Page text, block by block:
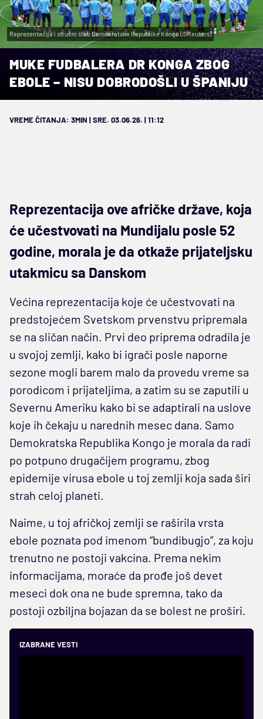
Reprezentacija i stručni štab Demokratske Republike Kongo (©Reuters)
MUKE FUDBALERA DR KONGA ZBOG
EBOLE – NISU DOBRODOŠLI U ŠPANIJU
VREME ČITANJA: 3MIN | SRE. 03.06.26. | 11:12
Reprezentacija ove afričke države, koja
će učestvovati na Mundijalu posle 52
godine, morala je da otkaže prijateljsku
utakmicu sa Danskom
Većina reprezentacija koje će učestvovati na
predstojećem Svetskom prvenstvu pripremala
se na sličan način. Prvi deo priprema odradila je
u svojoj zemlji, kako bi igrači posle naporne
sezone mogli barem malo da provedu vreme sa
porodicom i prijateljima, a zatim su se zaputili u
Severnu Ameriku kako bi se adaptirali na uslove
koje ih čekaju u narednih mesec dana. Samo
Demokratska Republika Kongo je morala da radi
po potpuno drugačijem programu, zbog
epidemije virusa ebole u toj zemlji koja sada širi
strah celoj planeti.
Naime, u toj afričkoj zemlji se raširila vrsta
ebole poznata pod imenom “bundibugjo”, za koju
trenutno ne postoji vakcina. Prema nekim
informacijama, moraće da prođe još devet
meseci dok ona ne bude spremna, tako da
postoji ozbiljna bojazan da se bolest ne proširi.
IZABRANE VESTI